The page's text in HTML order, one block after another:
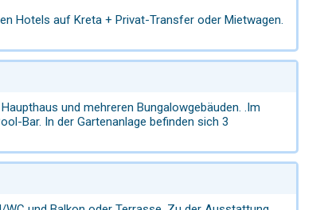
Hotels auf Kreta + Privat-Transfer oder Mietwagen.
und mehreren Bungalowgebäuden. .Im
Bar. In der Gartenanlage befinden sich 3